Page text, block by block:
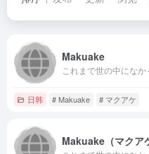
Makuake
日韩 # Makuake # マクアケ